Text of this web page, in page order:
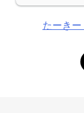
たーき